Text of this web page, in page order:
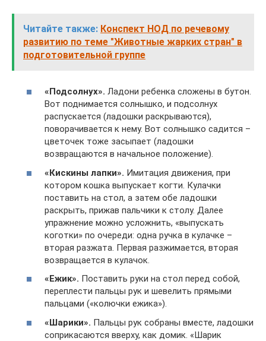
Читайте также: Конспект НОД по речевому
развитию по теме "Животные жарких стран" в
подготовительной группе
«Подсолнух». Ладони ребенка сложены в бутон.
Вот поднимается солнышко, и подсолнух
распускается (ладошки раскрываются),
поворачивается к нему. Вот солнышко садится –
цветочек тоже засыпает (ладошки
возвращаются в начальное положение).
«Кискины лапки». Имитация движения, при
котором кошка выпускает когти. Кулачки
поставить на стол, а затем обе ладошки
раскрыть, прижав пальчики к столу. Далее
упражнение можно усложнить, «выпускать
коготки» по очереди: одна ручка в кулачке –
вторая разжата. Первая разжимается, вторая
возвращается в кулачок.
«Ежик». Поставить руки на стол перед собой,
переплести пальцы рук и шевелить прямыми
пальцами («колючки ежика»).
«Шарики». Пальцы рук собраны вместе, ладошки
соприкасаются вверху, как домик. «Шарик